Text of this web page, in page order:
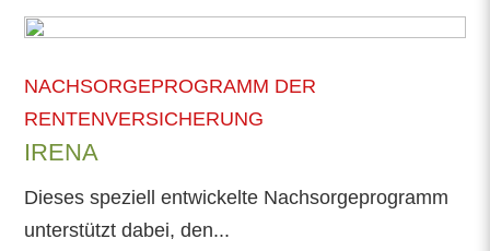
NACHSORGEPROGRAMM DER
RENTENVERSICHERUNG
IRENA
Dieses speziell entwickelte Nachsorgeprogramm
unterstützt dabei, den...